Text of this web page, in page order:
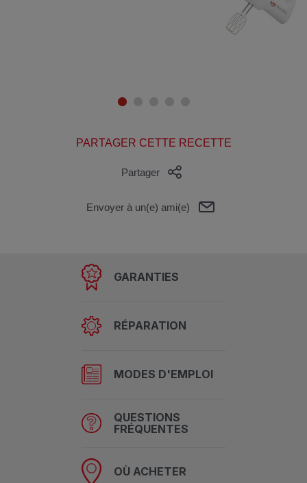
PARTAGER CETTE RECETTE
Partager
Envoyer à un(e) ami(e)
GARANTIES
RÉPARATION
MODES D'EMPLOI
QUESTIONS
FRÉQUENTES
OÙ ACHETER